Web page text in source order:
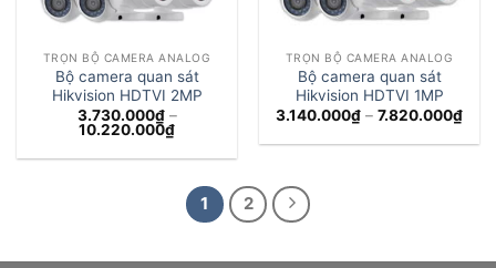
TRỌN BỘ CAMERA ANALOG
Bộ camera quan sát
Hikvision HDTVI 2MP
3.730.000₫ –
10.220.000₫Khoảng
từ
đến
10.220.000₫
TRỌN BỘ CAMERA ANALOG
Bộ camera quan sát
Hikvision HDTVI 1MP
3.140.000₫ – 7.820.000₫
từ
1 2